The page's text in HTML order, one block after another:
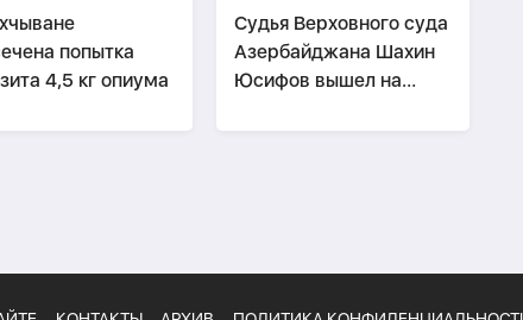
попытка
4,5 кг опиума
Судья Верховного суда
Азербайджана Шахин
Юсифов вышел на